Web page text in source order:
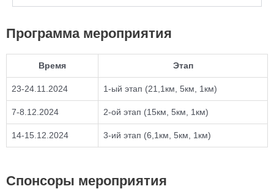
Программа мероприятия
Время Этап
23-24.11.2024 1-ый этап (21,1км, 5км, 1км)
7-8.12.2024 2-ой этап (15км, 5км, 1км)
14-15.12.2024 3-ий этап (6,1км, 5км, 1км)
Спонсоры мероприятия